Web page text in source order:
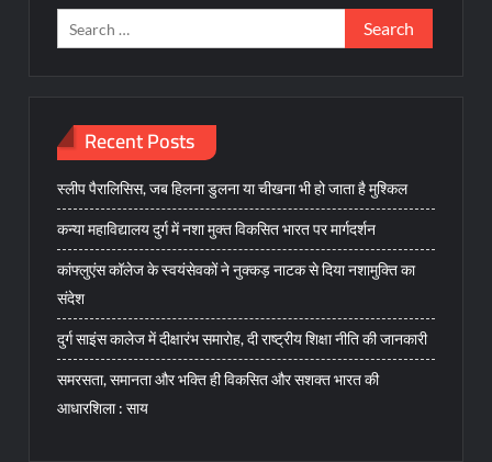
Search
for:
Recent Posts
स्लीप पैरालिसिस, जब हिलना डुलना या चीखना भी हो जाता है मुश्किल
कन्या महाविद्यालय दुर्ग में नशा मुक्त विकसित भारत पर मार्गदर्शन
कांफ्लुएंस कॉलेज के स्वयंसेवकों ने नुक्कड़ नाटक से दिया नशामुक्ति का
संदेश
दुर्ग साइंस कालेज में दीक्षारंभ समारोह, दी राष्ट्रीय शिक्षा नीति की जानकारी
समरसता, समानता और भक्ति ही विकसित और सशक्त भारत की
आधारशिला : साय